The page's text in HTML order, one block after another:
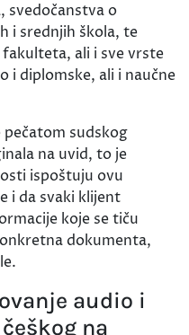
svedočanstva o
i srednjih škola, te
ali i sve vrste
i diplomske, ali i naučne
pečatom sudskog
na uvid, to je
ispoštuju ovu
i da svaki klijent
koje se tiču
dokumenta,
audio i
na